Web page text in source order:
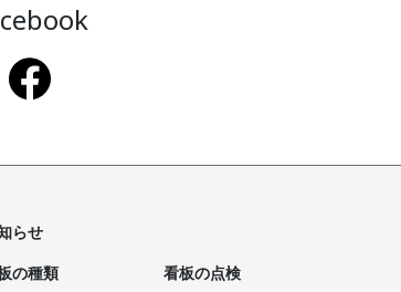
らせ
の種類 看板の点検